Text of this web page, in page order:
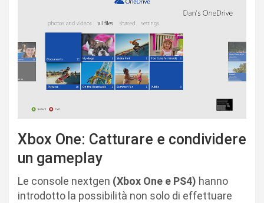
Xbox One: Catturare e condividere
un gameplay
Le console nextgen (Xbox One e PS4) hanno
introdotto la possibilità non solo di effettuare